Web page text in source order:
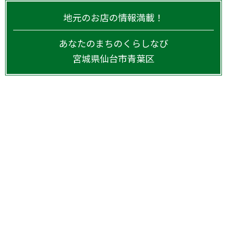
地元のお店の情報満載！
あなたのまちのくらしなび
宮城県仙台市青葉区